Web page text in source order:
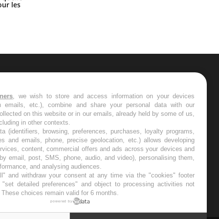
les
les semaines les meilleures
, we wish to store and access information on your devices
emails, etc.), combine and share your personal data with our
on this website or in our emails, already held by some of us,
in other contexts.
(identifiers, browsing, preferences, purchases, loyalty programs,
and emails, phone, precise geolocation, etc.) allows developing
content, commercial offers and ads across your devices and
email, post, SMS, phone, audio, and video), personalising them,
and analysing audiences.
and withdraw your consent at any time via the "cookies" footer
detailed preferences" and object to processing activities not
choices remain valid for 6 months.
powered by